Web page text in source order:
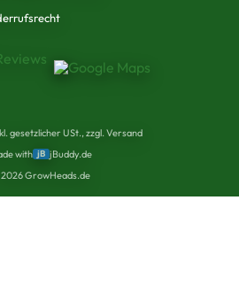
gesetzlicher USt., zzgl. Versand
with jB jBuddy.de
2026GrowHeads.de